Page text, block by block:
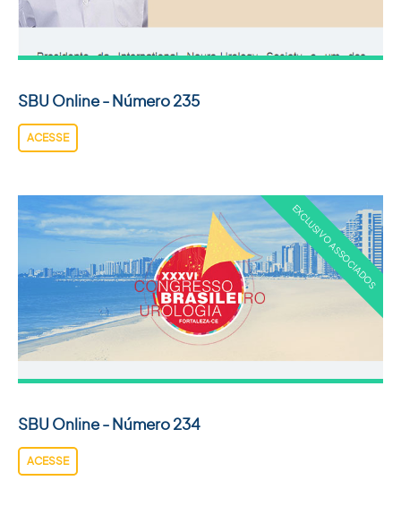
SBU Online - Número 235
ACESSE
SBU Online - Número 234
ACESSE